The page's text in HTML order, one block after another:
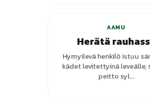
AAMU
Herätä
Hymyilevä henkilö istuu
kädet levitettyinä leveälle,
peitto syl...